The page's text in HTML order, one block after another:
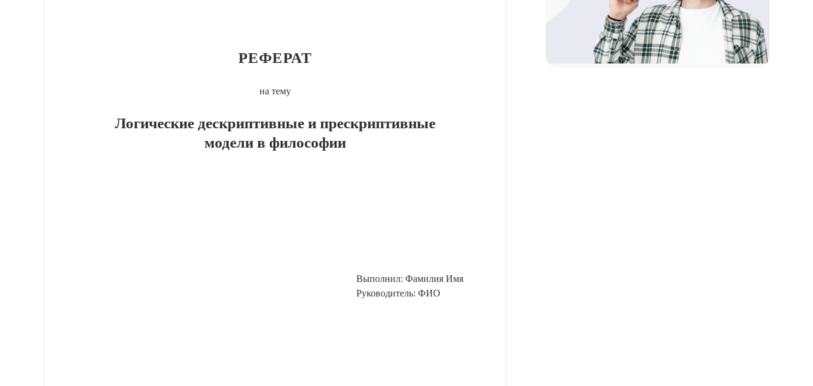
РЕФЕРАТ
на тему
Логические дескриптивные и прескриптивные
модели в философии
Выполнил: Фамилия Имя
Руководитель: ФИО